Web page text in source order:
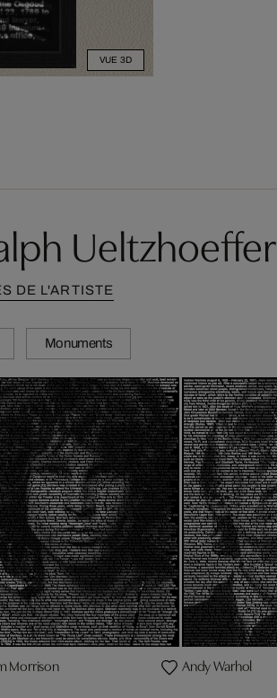
VUE 3D
Ueltzhoeffer
DE L'ARTISTE
Monuments
Morrison Andy Warhol